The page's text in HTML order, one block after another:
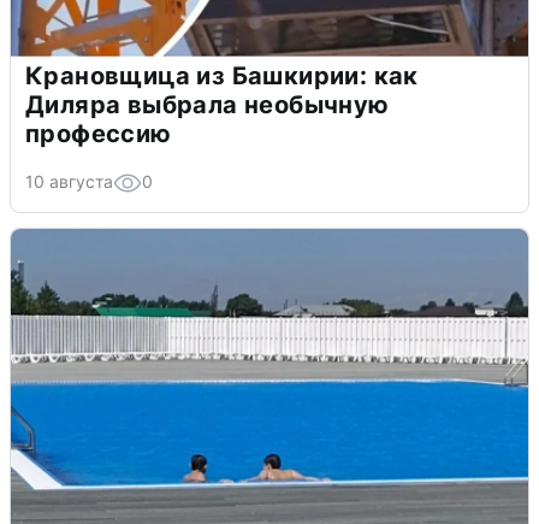
Крановщица из Башкирии: как
Диляра выбрала необычную
профессию
10 августа 0